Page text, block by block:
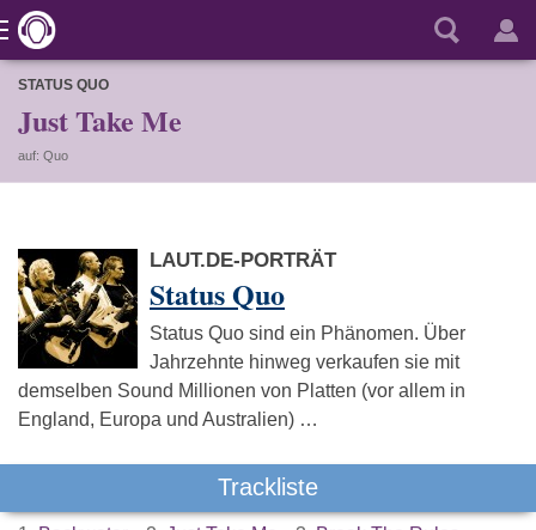
STATUS QUO
Just Take Me
auf: Quo
LAUT.DE-PORTRÄT
Status Quo
Status Quo sind ein Phänomen. Über
Jahrzehnte hinweg verkaufen sie mit
demselben Sound Millionen von Platten (vor allem in
England, Europa und Australien) …
Trackliste